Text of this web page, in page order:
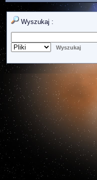
Wyszukaj :